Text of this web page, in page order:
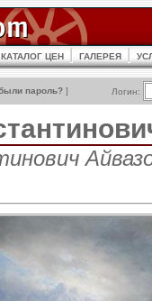
КАТАЛОГ ЦЕН ГАЛЕРЕЯ
пароль? ] Логин: